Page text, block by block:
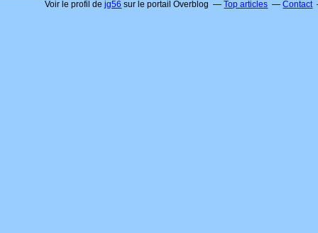
Voir le profil dejg56 sur le portail Overblog Top articles Contact